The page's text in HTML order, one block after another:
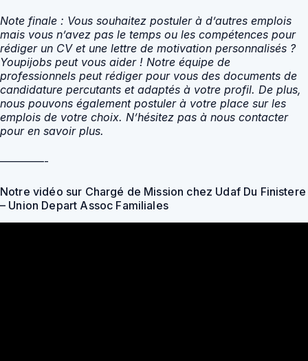
Note finale : Vous souhaitez postuler à d’autres emplois
mais vous n’avez pas le temps ou les compétences pour
rédiger un CV et une lettre de motivation personnalisés ?
Youpijobs peut vous aider ! Notre équipe de
professionnels peut rédiger pour vous des documents de
candidature percutants et adaptés à votre profil. De plus,
nous pouvons également postuler à votre place sur les
emplois de votre choix. N’hésitez pas à nous contacter
pour en savoir plus.
————-
Notre vidéo sur Chargé de Mission chez Udaf Du Finistere
– Union Depart Assoc Familiales